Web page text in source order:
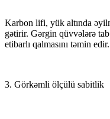
Karbon lifi, yük altında
gətirir. Gərgin qüvvələrə
etibarlı qalmasını təmin edir.
3. Görkəmli ölçülü sabitlik